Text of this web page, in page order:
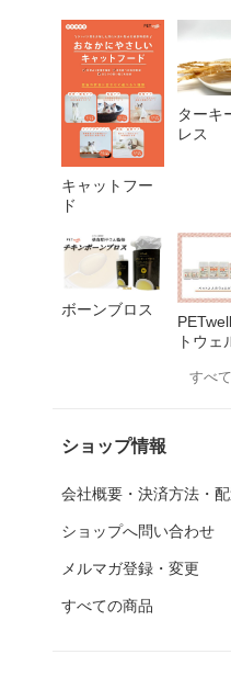
キャットフー
ド
ターキ
レス
ボーンブロス
トウェ
すべ
ショップ情報
会社概要・決済方法・
ショップへ問い合わせ
メルマガ登録・変更
すべての商品